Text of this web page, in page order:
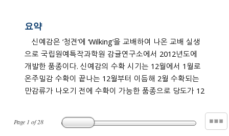
Page 1 of28
요약
신예감은 ‘청견’에 ‘Wilking’을 교배하여 나온 교배 실생
으로 국립원예특작과학원 감귤연구소에서 2012년도에
개발한 품종이다. 신예감의 수확 시기는 12월에서 1월로
온주밀감 수확이 끝나는 12월부터 이듬해 2월 수확되는
만감류가 나오기 전에 수확이 가능한 품종으로 당도가 12